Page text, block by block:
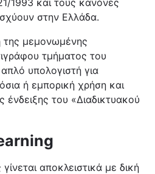
1993 και τους κανόνες
στην Ελλάδα.
της μεμονωμένης
τμήματος του
υπολογιστή για
ή εμπορική χρήση και
ένδειξης του «Διαδικτυακού
αποκλειστικά με δική